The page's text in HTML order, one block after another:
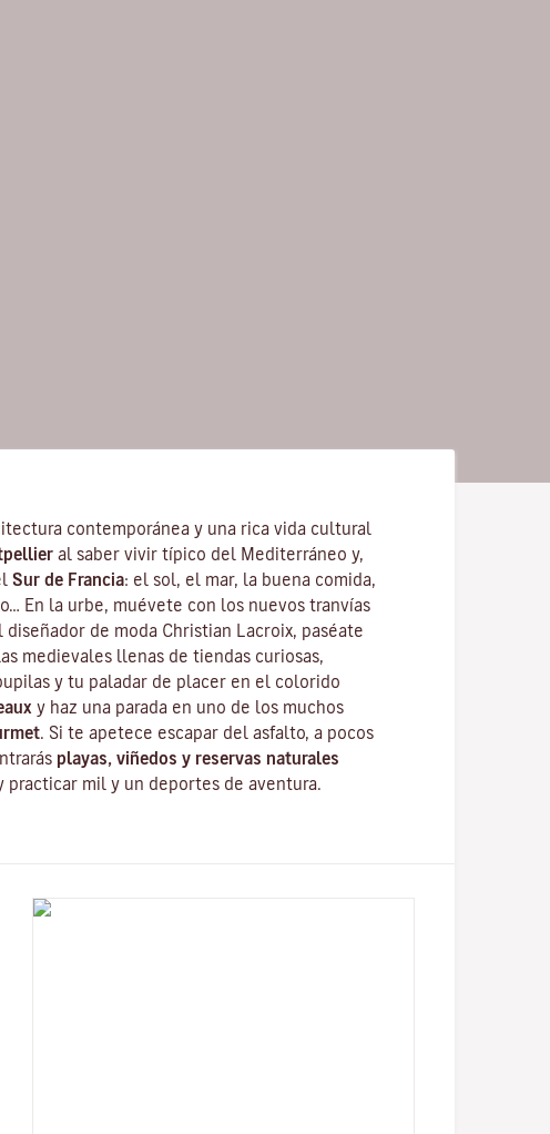
contemporánea y una rica vida cultural
al saber vivir típico del Mediterráneo y,
Sur de Francia: el sol, el mar, la buena comida,
En la urbe, muévete con los nuevos tranvías
diseñador de moda Christian Lacroix , paséate
medievales llenas de tiendas curiosas,
y tu paladar de placer en el colorido
y haz una parada en uno de los muchos
. Si te apetece escapar del asfalto, a pocos
playas, viñedos y reservas naturales
practicar mil y un deportes de aventura.